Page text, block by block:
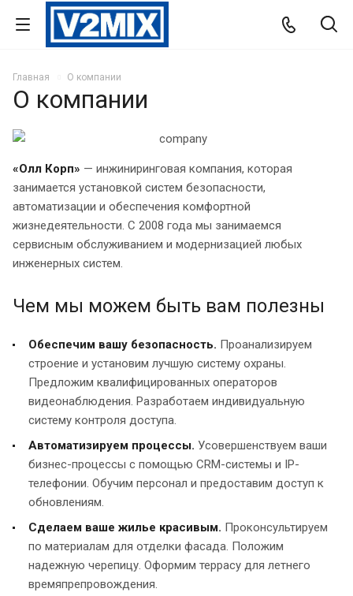
Главная О компании
О компании
«Олл Корп» — инжиниринговая компания, которая
занимается установкой систем безопасности,
автоматизации и обеспечения комфортной
жизнедеятельности. С 2008 года мы занимаемся
сервисным обслуживанием и модернизацией любых
инженерных систем.
Чем мы можем быть вам полезны
Обеспечим вашу безопасность. Проанализируем
строение и установим лучшую систему охраны.
Предложим квалифицированных операторов
видеонаблюдения. Разработаем индивидуальную
систему контроля доступа.
Автоматизируем процессы. Усовершенствуем ваши
бизнес-процессы с помощью CRM-системы и IP-
телефонии. Обучим персонал и предоставим доступ к
обновлениям.
Сделаем ваше жилье красивым. Проконсультируем
по материалам для отделки фасада. Положим
надежную черепицу. Оформим террасу для летнего
времяпрепровождения.